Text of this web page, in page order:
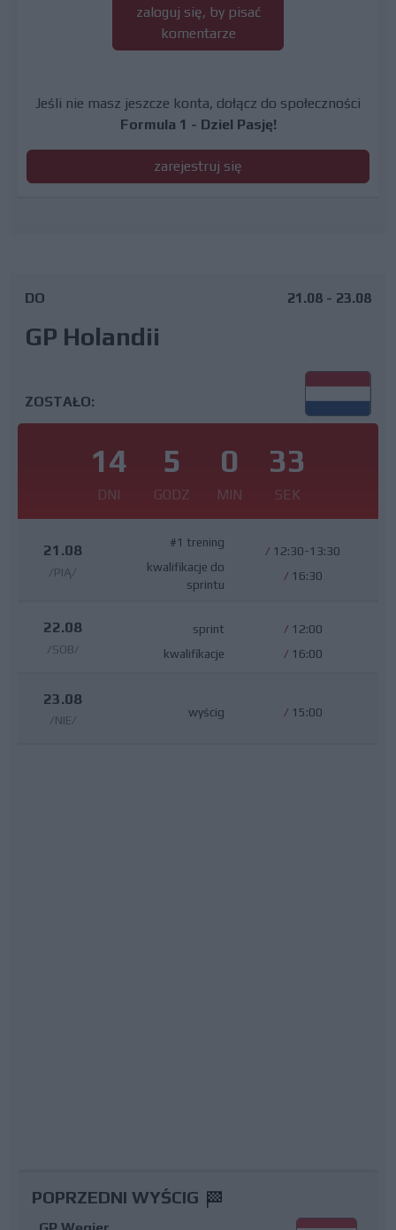
zaloguj się, by pisać
komentarze
Jeśli nie masz jeszcze konta, dołącz do społeczności
Formula 1 - Dziel Pasję!
zarejestruj się
DO
GP Holandii
21.08 - 23.08
ZOSTAŁO:
14
DNI
5
GODZ
0
MIN
32
SEK
21.08
/PIĄ/
#1 trening
kwalifikacje do
sprintu
/ 12:30-13:30
/ 16:30
22.08
/SOB/
sprint
kwalifikacje
/ 12:00
/ 16:00
23.08
/NIE/
wyścig / 15:00
POPRZEDNI WYŚCIG